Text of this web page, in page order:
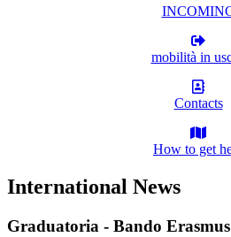
mobilità in
Contacts
How to get
International News
Graduatoria - Bando